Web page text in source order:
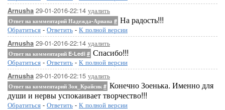
Arnusha 29-01-2016-22:14 удалить
Ответ на комментарий Надежда-Ариана # На радость!!!
Обратиться - Ответить - К полной версии
Arnusha 29-01-2016-22:14 удалить
Ответ на комментарий E-Ledi # Спасибо!!!
Обратиться - Ответить - К полной версии
Arnusha 29-01-2016-22:15 удалить
Ответ на комментарий Зоя_Крайсик # Конечно Зоенька. Именно для
души и нервы успокаивает творчество!!!
Обратиться - Ответить - К полной версии